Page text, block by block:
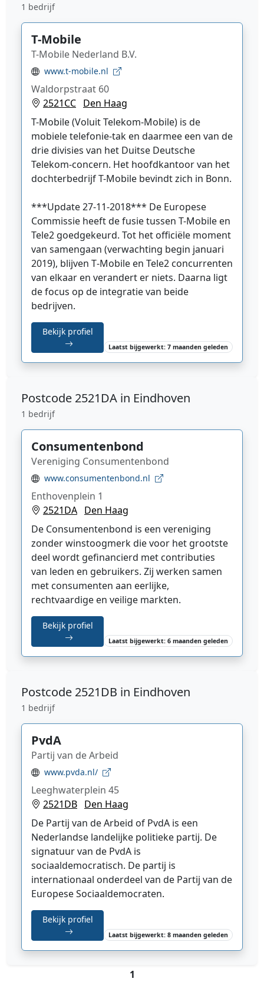
1 bedrijf
T-Mobile
T-Mobile Nederland B.V.
www.t-mobile.nl
Waldorpstraat 60
2521CC Den Haag
T-Mobile(Voluit Telekom-Mobile) is de
mobiele telefonie-tak en daarmee een van de
drie divisies van het Duitse Deutsche
Telekom-concern. Het hoofdkantoor van het
dochterbedrijf T-Mobile bevindt zich in Bonn.
***Update 27-11-2018*** De Europese
Commissie heeft de fusie tussen T-Mobile en
Tele2 goedgekeurd. Tot het officiële moment
van samengaan (verwachting begin januari
2019), blijven T‑Mobile en Tele2 concurrenten
van elkaar en verandert er niets. Daarna ligt
de focus op de integratie van beide
bedrijven.
Bekijk profiel
Laatst bijgewerkt: 7 maanden geleden
Postcode 2521DA in Eindhoven
1 bedrijf
Consumentenbond
Vereniging Consumentenbond
www.consumentenbond.nl
Enthovenplein 1
2521DA Den Haag
De Consumentenbond is een vereniging
zonder winstoogmerk die voor het grootste
deel wordt gefinancierd met contributies
van leden en gebruikers. Zij werken samen
met consumenten aan eerlijke,
rechtvaardige en veilige markten.
Bekijk profiel
Laatst bijgewerkt: 6 maanden geleden
Postcode 2521DB in Eindhoven
1 bedrijf
PvdA
Partij van de Arbeid
www.pvda.nl/
Leeghwaterplein 45
2521DB Den Haag
De Partij van de Arbeid of PvdA is een
Nederlandse landelijke politieke partij. De
signatuur van de PvdA is
sociaaldemocratisch. De partij is
internationaal onderdeel van de Partij van de
Europese Sociaaldemocraten.
Bekijk profiel
Laatst bijgewerkt: 8 maanden geleden
1